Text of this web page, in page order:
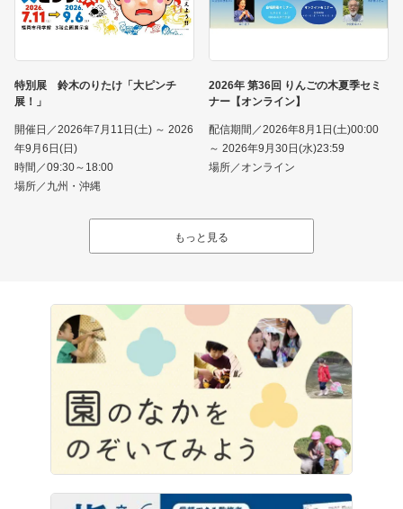
特別展 鈴木のりたけ「大ピンチ
展！」
開催日／2026年7月11日(土) ～ 2026
年9月6日(日)
時間／09:30～18:00
場所／九州・沖縄
2026年 第36回 りんごの木夏季セミ
ナー【オンライン】
配信期間／2026年8月1日(土)00:00
～ 2026年9月30日(水)23:59
場所／オンライン
もっと見る